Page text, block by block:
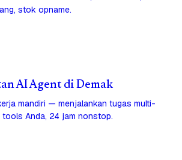
stok opname.
AI Agent di Demak
mandiri — menjalankan tugas multi-
tools Anda, 24 jam nonstop.